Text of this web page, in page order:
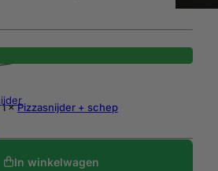
1 ×Pizzasnijder + schep
In winkelwagen